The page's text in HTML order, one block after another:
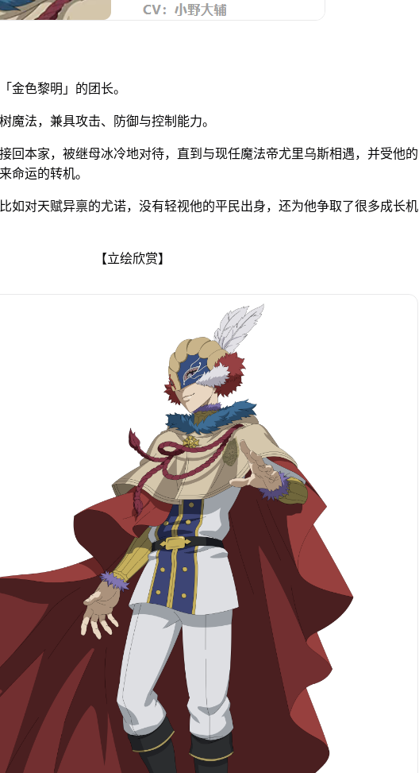
金色黎明」的团长。
魔法，兼具攻击、防御与控制能力。
回本家，被继母冰冷地对待，直到与现任魔法帝尤里乌斯相遇，并受他的
命运的转机。
如对天赋异禀的尤诺，没有轻视他的平民出身，还为他争取了很多成长机
【立绘欣赏】